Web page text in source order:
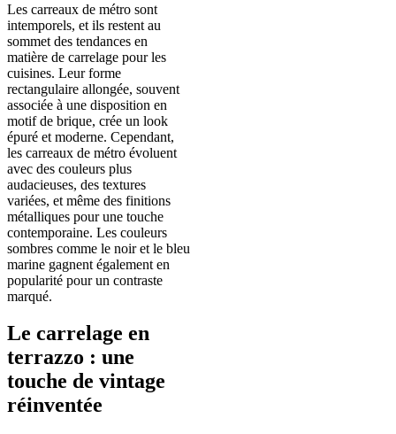
Les carreaux de métro sont
intemporels, et ils restent au
sommet des tendances en
matière de carrelage pour les
cuisines. Leur forme
rectangulaire allongée, souvent
associée à une disposition en
motif de brique, crée un look
épuré et moderne. Cependant,
les carreaux de métro évoluent
avec des couleurs plus
audacieuses, des textures
variées, et même des finitions
métalliques pour une touche
contemporaine. Les couleurs
sombres comme le noir et le bleu
marine gagnent également en
popularité pour un contraste
marqué.
Le carrelage en
terrazzo : une
touche de vintage
réinventée